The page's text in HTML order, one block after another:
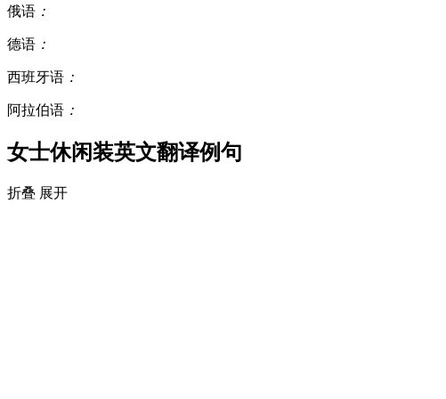
俄语 ：
德语 ：
西班牙语 ：
阿拉伯语 ：
女士休闲装英文翻译例句
折叠 展开